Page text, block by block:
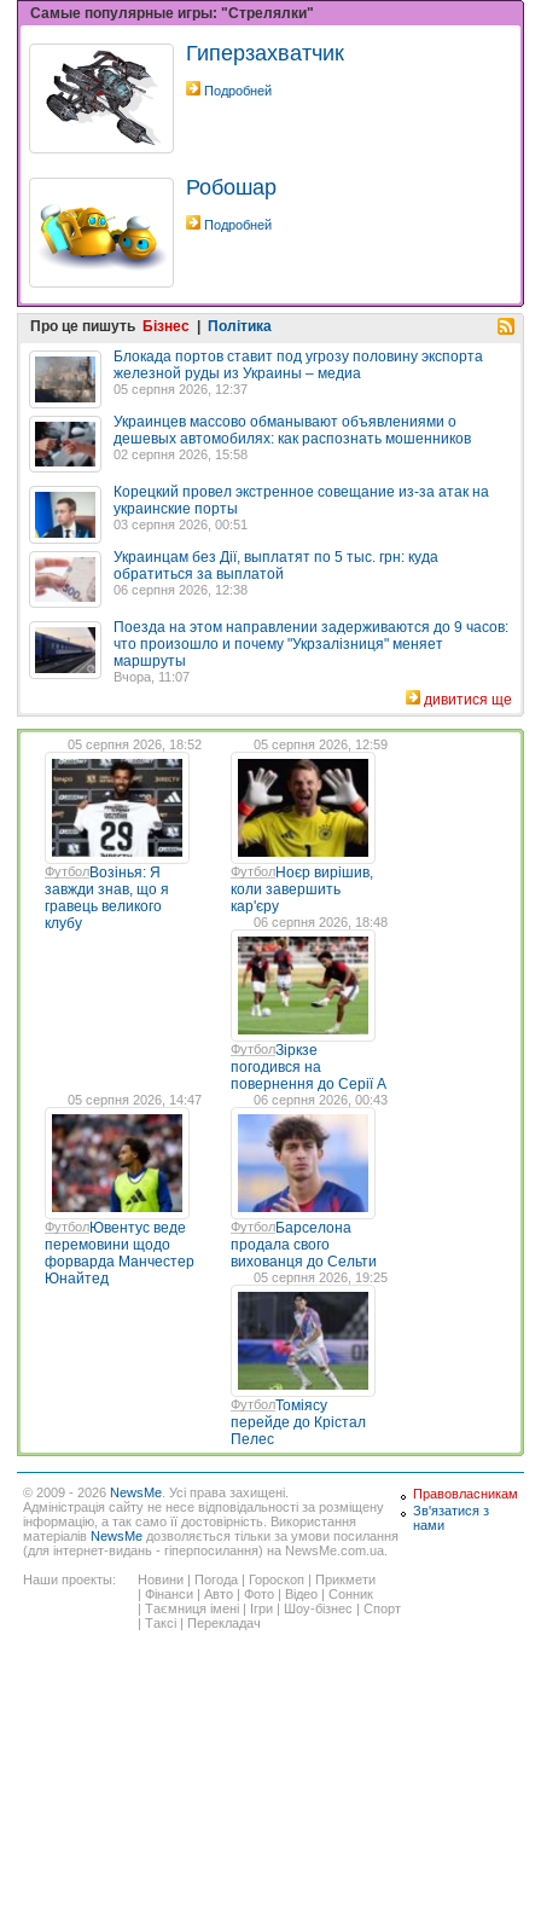
Самые популярные игры: "Стрелялки"
Гиперзахватчик
Подробней
Робошар
Подробней
Про це пишуть Бізнес
Політика
Блокада портов ставит под угрозу половину экспорта
железной руды из Украины – медиа
05 серпня 2026, 12:37
Украинцев массово обманывают объявлениями о
дешевых автомобилях: как распознать мошенников
02 серпня 2026, 15:58
Корецкий провел экстренное совещание из-за атак на
украинские порты
03 серпня 2026, 00:51
Украинцам без Дії, выплатят по 5 тыс. грн: куда
обратиться за выплатой
06 серпня 2026, 12:38
Поезда на этом направлении задерживаются до 9 часов:
что произошло и почему "Укрзалізниця" меняет
маршруты
Вчора, 11:07
дивитися ще
05 серпня 2026, 18:52
ФутболВозінья: Я
завжди знав, що я
гравець великого
клубу
05 серпня 2026, 12:59
ФутболНоєр вирішив,
коли завершить
кар'єру
06 серпня 2026, 18:48
ФутболЗіркзе
погодився на
повернення до Серії А
05 серпня 2026, 14:47
ФутболЮвентус веде
перемовини щодо
форварда Манчестер
Юнайтед
06 серпня 2026, 00:43
ФутболБарселона
продала свого
вихованця до Сельти
05 серпня 2026, 19:25
ФутболТоміясу
перейде до Крістал
Пелес
© 2009 - 2026 NewsMe. Усі права захищені.
Адміністрація сайту не несе відповідальності за розміщену
інформацію, а так само її достовірність. Використання
матеріалів NewsMe дозволяється тільки за умови посилання
(для інтернет-видань - гіперпосилання) на NewsMe.com.ua.
Наши проекты:
Новини Погода Гороскоп
Прикмети
Фінанси Авто Фото Відео
Сонник
Таємниця імені Ігри Шоу-бізнес
Спорт
Таксі Перекладач
Правовласникам
Зв'язатися з
нами